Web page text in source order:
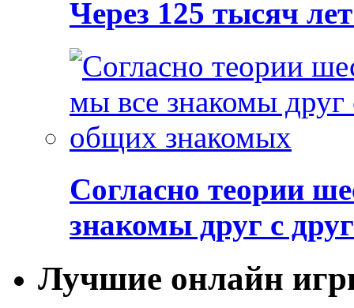
Через 125 тысяч
Согласно теории
знакомы друг с
Лучшие онлайн